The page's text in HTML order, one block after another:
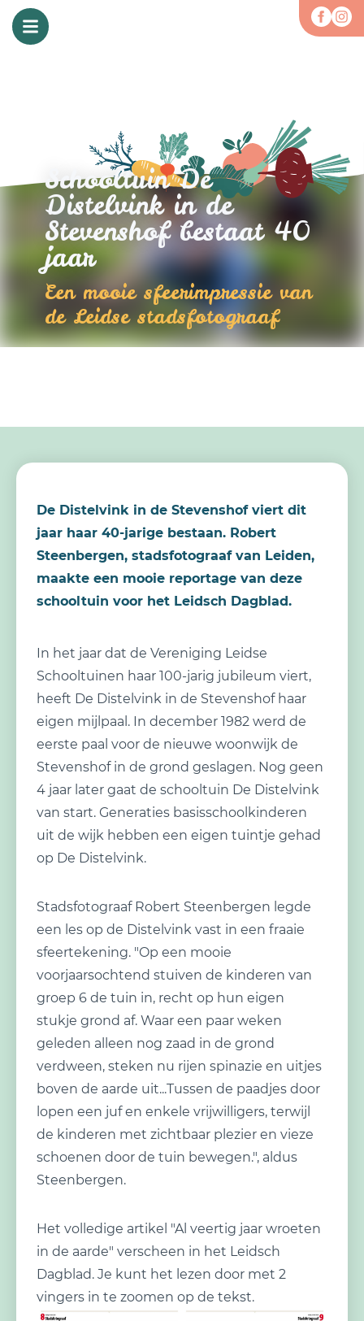
Schooltuin De
Distelvink in de
Stevenshof bestaat 40
jaar
Een mooie sfeerimpressie van
de Leidse stadsfotograaf
De Distelvink in de Stevenshof viert dit
jaar haar 40-jarige bestaan. Robert
Steenbergen, stadsfotograaf van Leiden,
maakte een mooie reportage van deze
schooltuin voor het Leidsch Dagblad.
In het jaar dat de Vereniging Leidse
Schooltuinen haar 100-jarig jubileum viert,
heeft De Distelvink in de Stevenshof haar
eigen mijlpaal. In december 1982 werd de
eerste paal voor de nieuwe woonwijk de
Stevenshof in de grond geslagen. Nog geen
4 jaar later gaat de schooltuin De Distelvink
van start. Generaties basisschoolkinderen
uit de wijk hebben een eigen tuintje gehad
op De Distelvink.
Stadsfotograaf Robert Steenbergen legde
een les op de Distelvink vast in een fraaie
sfeertekening. "Op een mooie
voorjaarsochtend stuiven de kinderen van
groep 6 de tuin in, recht op hun eigen
stukje grond af. Waar een paar weken
geleden alleen nog zaad in de grond
verdween, steken nu rijen spinazie en uitjes
boven de aarde uit...Tussen de paadjes door
lopen een juf en enkele vrijwilligers, terwijl
de kinderen met zichtbaar plezier en vieze
schoenen door de tuin bewegen.", aldus
Steenbergen.
Het volledige artikel "Al veertig jaar wroeten
in de aarde" verscheen in het Leidsch
Dagblad. Je kunt het lezen door met 2
vingers in te zoomen op de tekst.